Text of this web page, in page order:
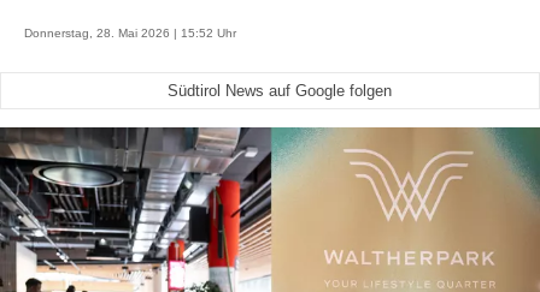
Donnerstag, 28. Mai 2026 | 15:52 Uhr
Südtirol News auf Google folgen